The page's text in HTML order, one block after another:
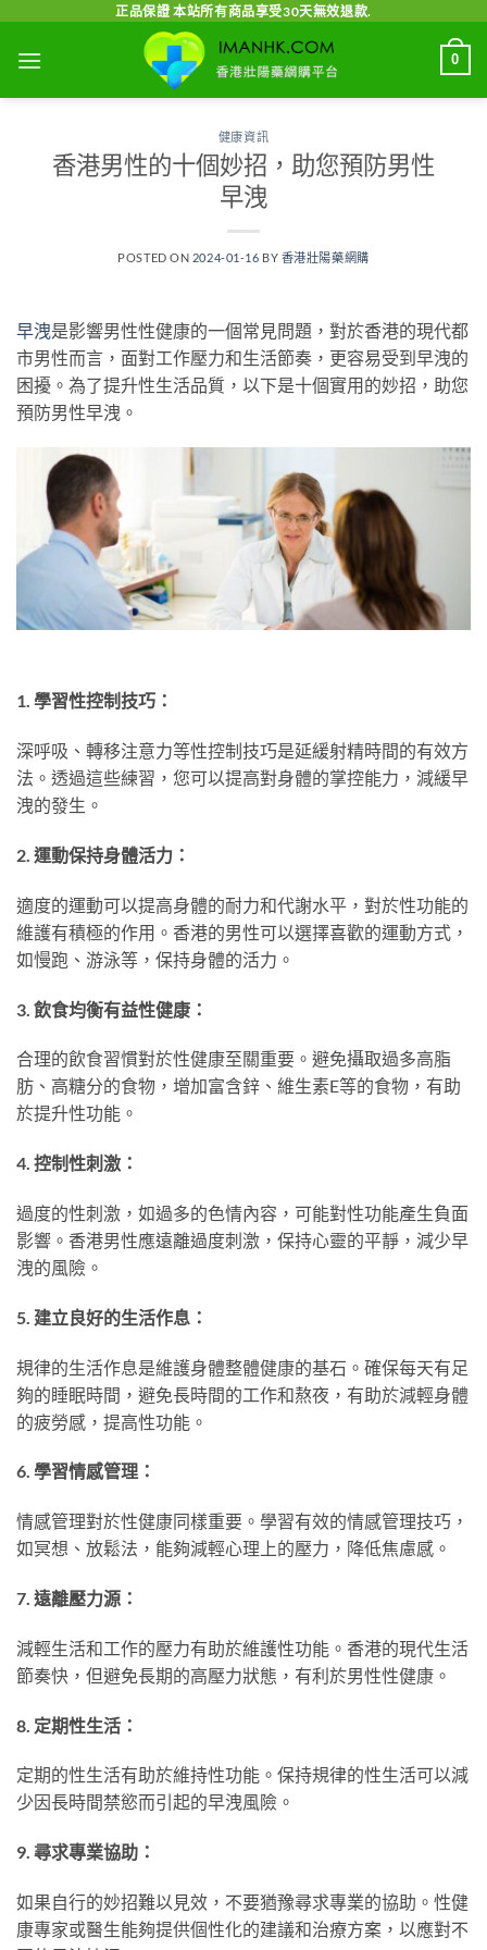
content
正品保證 本站所有商品享受30天無效退款.
0
健康資訊
香港男性的十個妙招，助您預防男性
早洩
POSTED ON 2024-01-16 BY 香港壯陽藥網購
早洩是影響男性性健康的一個常見問題，對於香港的現代都
市男性而言，面對工作壓力和生活節奏，更容易受到早洩的
困擾。為了提升性生活品質，以下是十個實用的妙招，助您
預防男性早洩。
1. 學習性控制技巧：
深呼吸、轉移注意力等性控制技巧是延緩射精時間的有效方
法。透過這些練習，您可以提高對身體的掌控能力，減緩早
洩的發生。
2. 運動保持身體活力：
適度的運動可以提高身體的耐力和代謝水平，對於性功能的
維護有積極的作用。香港的男性可以選擇喜歡的運動方式，
如慢跑、游泳等，保持身體的活力。
3. 飲食均衡有益性健康：
合理的飲食習慣對於性健康至關重要。避免攝取過多高脂
肪、高糖分的食物，增加富含鋅、維生素E等的食物，有助
於提升性功能。
4. 控制性刺激：
過度的性刺激，如過多的色情內容，可能對性功能產生負面
影響。香港男性應遠離過度刺激，保持心靈的平靜，減少早
洩的風險。
5. 建立良好的生活作息：
規律的生活作息是維護身體整體健康的基石。確保每天有足
夠的睡眠時間，避免長時間的工作和熬夜，有助於減輕身體
的疲勞感，提高性功能。
6. 學習情感管理：
情感管理對於性健康同樣重要。學習有效的情感管理技巧，
如冥想、放鬆法，能夠減輕心理上的壓力，降低焦慮感。
7. 遠離壓力源：
減輕生活和工作的壓力有助於維護性功能。香港的現代生活
節奏快，但避免長期的高壓力狀態，有利於男性性健康。
8. 定期性生活：
定期的性生活有助於維持性功能。保持規律的性生活可以減
少因長時間禁慾而引起的早洩風險。
9. 尋求專業協助：
如果自行的妙招難以見效，不要猶豫尋求專業的協助。性健
康專家或醫生能夠提供個性化的建議和治療方案，以應對不